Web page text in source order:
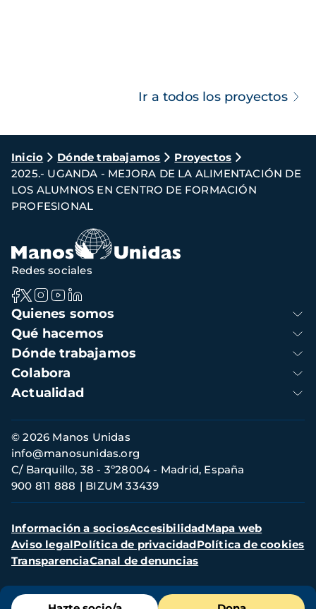
Ir a todos los proyectos
Ruta
de
navegación
Inicio Dónde trabajamos
Proyectos
2025.- UGANDA - MEJORA DE LA ALIMENTACIÓN DE
LOS ALUMNOS EN CENTRO DE FORMACIÓN
PROFESIONAL
Menú
Navegación
principal
Quienes somos
Qué hacemos
Dónde trabajamos
Colabora
Actualidad
Redes sociales
Información
de
contacto
© 2026 Manos Unidas
C/ Barquillo, 38 - 3º28004 - Madrid, España
900 811 888
BIZUM 33439
info@manosunidas.org
Menú
secundario
Información a sociosAccesibilidadMapa web
Aviso legalPolítica de privacidadPolítica de cookies
TransparenciaCanal de denuncias